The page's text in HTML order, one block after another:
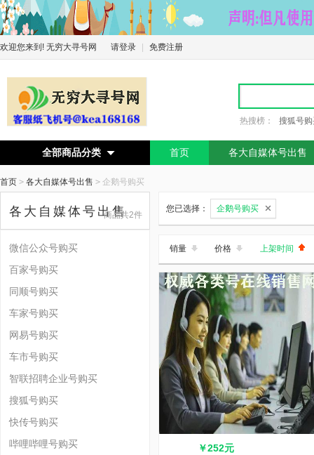
欢迎您来到! 无穷大寻号网 请登录 免费注册
热搜榜： 搜狐号
全部商品分类  首页 各大自媒体号出售
首页 > 各大自媒体号出售 > 企鹅号购买
各大自媒体号出售
商品共2件
微信公众号购买
百家号购买
同顺号购买
车家号购买
网易号购买
车市号购买
智联招聘企业号购买
搜狐号购买
快传号购买
哔哩哔哩号购买
您已选择： 企鹅号购买
销量 价格 上架时间
￥252元